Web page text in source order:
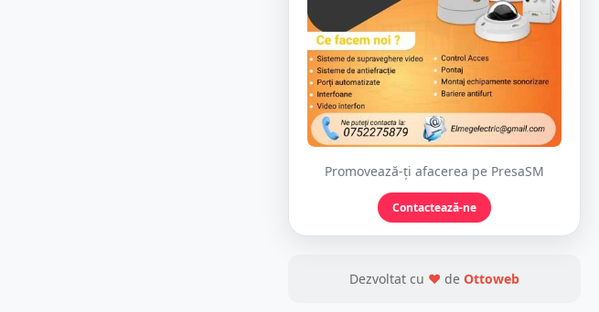
Promovează-ți afacerea pe PresaSM
Contactează-ne
Dezvoltat cu ❤ de Ottoweb